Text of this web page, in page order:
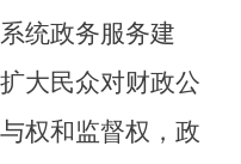
统政务服务建
大民众对财政公
权和监督权， 政